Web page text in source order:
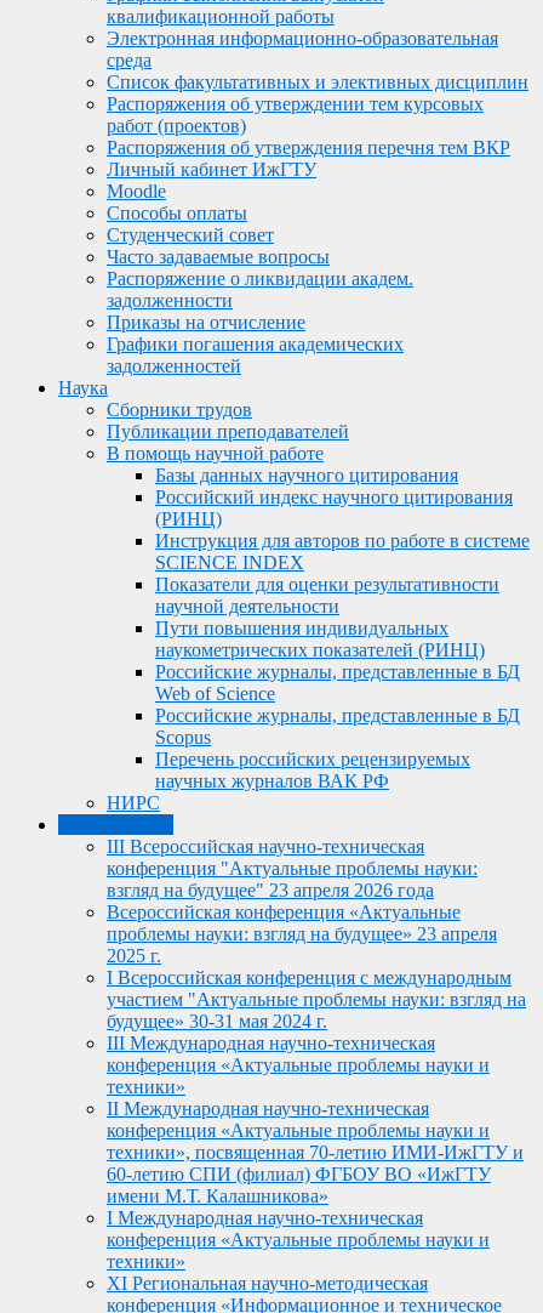
квалификационной работы
Электронная информационно-образовательная
среда
Список факультативных и элективных дисциплин
Распоряжения об утверждении тем курсовых
работ (проектов)
Распоряжения об утверждения перечня тем ВКР
Личный кабинет ИжГТУ
Moodle
Способы оплаты
Студенческий совет
Часто задаваемые вопросы
Распоряжение о ликвидации академ.
задолженности
Приказы на отчисление
Графики погашения академических
задолженностей
Наука
Сборники трудов
Публикации преподавателей
В помощь научной работе
Базы данных научного цитирования
Российский индекс научного цитирования
(РИНЦ)
Инструкция для авторов по работе в системе
SCIENCE INDEX
Показатели для оценки результативности
научной деятельности
Пути повышения индивидуальных
наукометрических показателей (РИНЦ)
Российские журналы, представленные в БД
Web of Science
Российские журналы, представленные в БД
Scopus
Перечень российских рецензируемых
научных журналов ВАК РФ
НИРС
III Всероссийская научно-техническая
конференция "Актуальные проблемы науки:
взгляд на будущее" 23 апреля 2026 года
Всероссийская конференция «Актуальные
проблемы науки: взгляд на будущее» 23 апреля
2025 г.
I Всероссийская конференция с международным
участием "Актуальные проблемы науки: взгляд на
будущее» 30-31 мая 2024 г.
III Международная научно-техническая
конференция «Актуальные проблемы науки и
техники»
II Международная научно-техническая
конференция «Актуальные проблемы науки и
техники», посвященная 70-летию ИМИ-ИжГТУ и
60-летию СПИ (филиал) ФГБОУ ВО «ИжГТУ
имени М.Т. Калашникова»
I Международная научно-техническая
конференция «Актуальные проблемы науки и
техники»
XI Региональная научно-методическая
конференция «Информационное и техническое